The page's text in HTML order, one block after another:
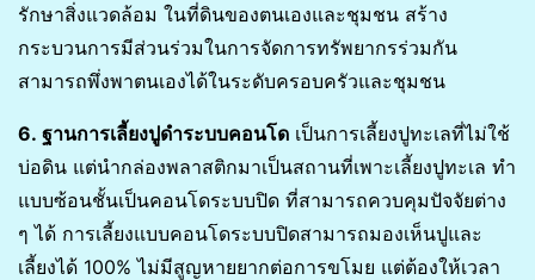
รักษาสิ่งแวดล้อม ในที่ดินของตนเองและชุมชน สร้าง
กระบวนการมีส่วนร่วมในการจัดการทรัพยากรร่วมกัน
สามารถพึ่งพาตนเองได้ในระดับครอบครัวและชุมชน
6. ฐานการเลี้ยงปูดำระบบคอนโด เป็นการเลี้ยงปูทะเลที่ไม่ใช้
บ่อดิน แต่นำกล่องพลาสติกมาเป็นสถานที่เพาะเลี้ยงปูทะเล ทำ
แบบซ้อนชั้นเป็นคอนโดระบบปิด ที่สามารถควบคุมปัจจัยต่าง
ๆ ได้ การเลี้ยงแบบคอนโดระบบปิดสามารถมองเห็นปูและ
เลี้ยงได้ 100% ไม่มีสูญหายยากต่อการขโมย แต่ต้องให้เวลา